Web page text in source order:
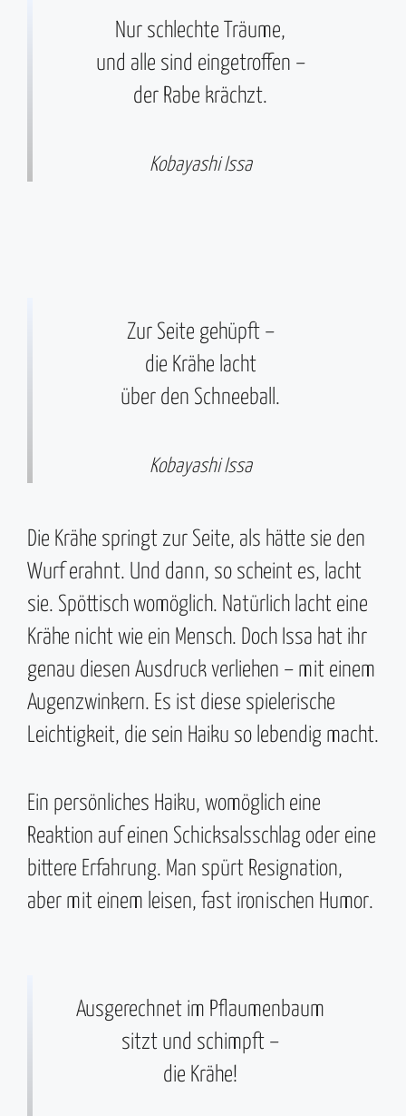
Nur schlechte Träume,
und alle sind eingetroffen –
der Rabe krächzt.
Kobayashi Issa
Zur Seite gehüpft –
die Krähe lacht
über den Schneeball.
Kobayashi Issa
Die Krähe springt zur Seite, als hätte sie den
Wurf erahnt. Und dann, so scheint es, lacht
sie. Spöttisch womöglich. Natürlich lacht eine
Krähe nicht wie ein Mensch. Doch Issa hat ihr
genau diesen Ausdruck verliehen – mit einem
Augenzwinkern. Es ist diese spielerische
Leichtigkeit, die sein Haiku so lebendig macht.
Ein persönliches Haiku, womöglich eine
Reaktion auf einen Schicksalsschlag oder eine
bittere Erfahrung. Man spürt Resignation,
aber mit einem leisen, fast ironischen Humor.
Ausgerechnet im Pflaumenbaum
sitzt und schimpft –
die Krähe!